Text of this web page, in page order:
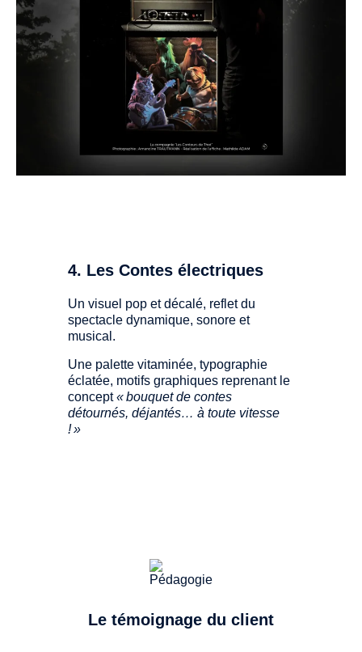
4. Les Contes électriques
Un visuel pop et décalé, reflet du
spectacle dynamique, sonore et
musical.
Une palette vitaminée, typographie
éclatée, motifs graphiques reprenant le
concept« bouquet de contes
détournés, déjantés… à toute vitesse
! »
Le témoignage du client